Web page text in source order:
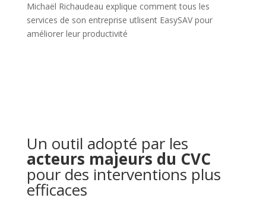
Michaël Richaudeau explique comment tous les
services de son entreprise utlisent EasySAV pour
améliorer leur productivité
Un outil adopté par les
acteurs majeurs du CVC
pour des interventions plus
efficaces